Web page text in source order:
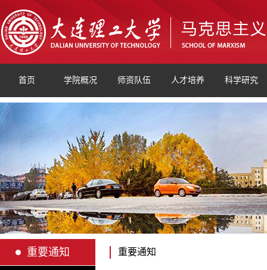
首页 学院概况 师资队伍 人才培养 科学研究
重要通知 重要通知